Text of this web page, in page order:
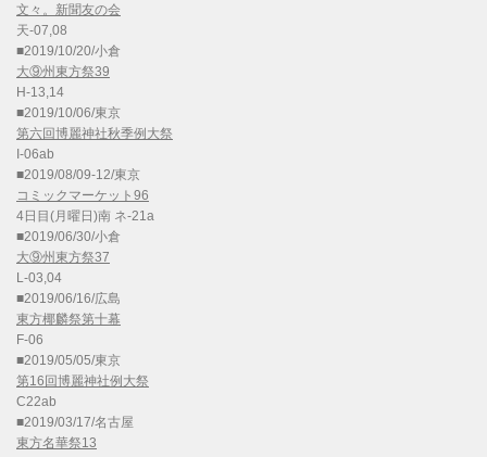
文々。新聞友の会
天-07,08
■2019/10/20/小倉
大⑨州東方祭39
H-13,14
■2019/10/06/東京
第六回博麗神社秋季例大祭
I-06ab
■2019/08/09-12/東京
コミックマーケット96
4日目(月曜日)南 ネ-21a
■2019/06/30/小倉
大⑨州東方祭37
L-03,04
■2019/06/16/広島
東方椰麟祭第十幕
F-06
■2019/05/05/東京
第16回博麗神社例大祭
C22ab
■2019/03/17/名古屋
東方名華祭13